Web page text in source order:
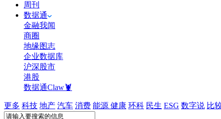
周刊
数据通
金融我闻
商圈
地缘图志
企业数据库
沪深股市
港股
数据通Claw🦞
更多 科技 地产 汽车 消费 能源 健康 环科 民生 ESG 数字说 比